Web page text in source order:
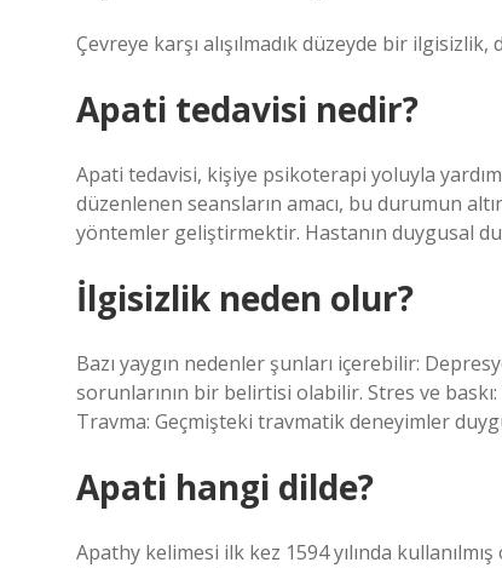
Çevreye karşı alışılmadık düzeyde bir ilgisizlik,
Apati tedavisi nedir?
Apati tedavisi, kişiye psikoterapi yoluyla
düzenlenen seansların amacı, bu durumun
yöntemler geliştirmektir. Hastanın duygusal
İlgisizlik neden olur?
Bazı yaygın nedenler şunları içerebilir:
sorunlarının bir belirtisi olabilir. Stres ve
Travma: Geçmişteki travmatik deneyimler
Apati hangi dilde?
Apathy kelimesi ilk kez 1594 yılında